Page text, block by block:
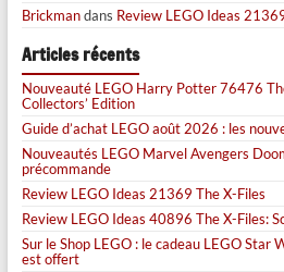
Brickmandans Review LEGO Ideas
Articles récents
Nouveauté LEGO Harry Potter 76476
Collectors’ Edition
Guide d’achat LEGO août 2026 : les
Nouveautés LEGO Marvel Avengers
précommande
Review LEGO Ideas 21369 The X-Files
Review LEGO Ideas 40896 The X-Files:
Sur le Shop LEGO : le cadeau LEGO
est offert